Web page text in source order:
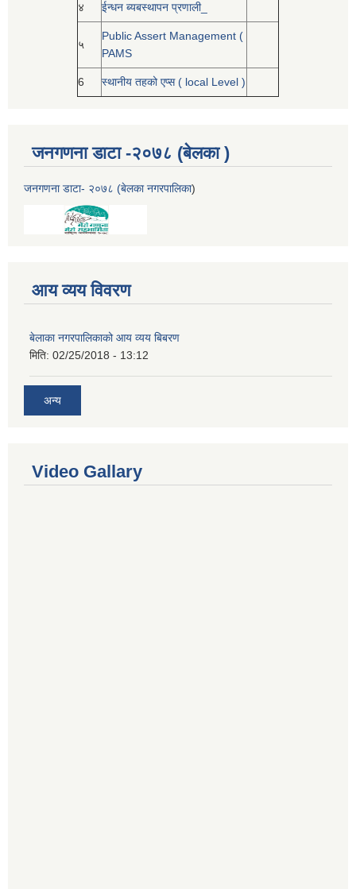
४ ईन्धन ब्यबस्थापन प्रणाली_
५
Public Assert Management (
PAMS
6 स्थानीय तहको एप्स ( local Level )
जनगणना डाटा -२०७८ (बेलका )
जनगणना डाटा- २०७८ (बेलका नगरपालिका)
आय व्यय विवरण
बेलाका नगरपालिकाको आय व्यय बिबरण
मिति: 02/25/2018 - 13:12
अन्य
Video Gallary